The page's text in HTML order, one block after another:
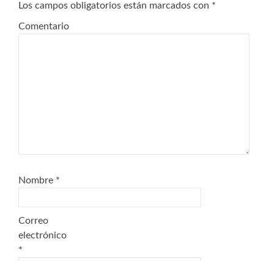
Los campos obligatorios están marcados con *
Comentario
Nombre *
Correo
electrónico
*